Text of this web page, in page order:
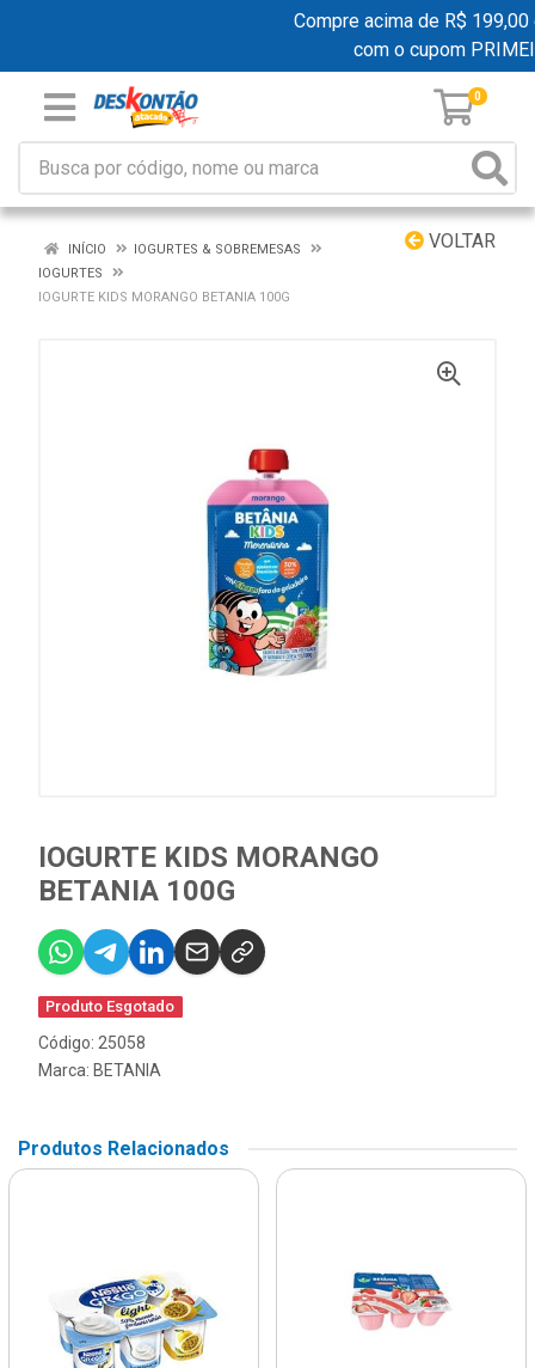
Compre acima de R$ 199,00
com o cupom
0
VOLTAR
INÍCIO
IOGURTES & SOBREMESAS
IOGURTES
IOGURTE KIDS MORANGO BETANIA 100G
IOGURTE KIDS MORANGO
BETANIA 100G
Produto Esgotado
Código: 25058
Marca: BETANIA
Produtos Relacionados